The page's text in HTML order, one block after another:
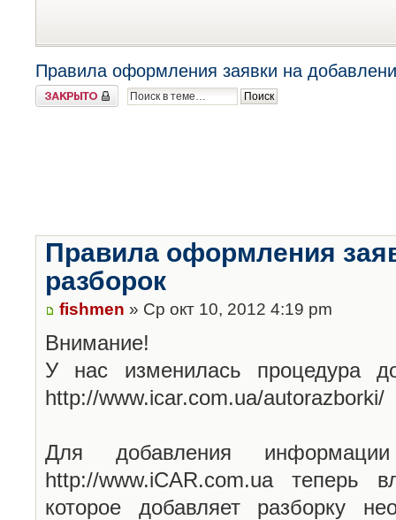
Правила оформления заявки на
Закрыто
Правила оформления
разборок
fishmen » Ср окт 10, 2012 4:19 pm
Внимание!
У нас изменилась процедура
http://www.icar.com.ua/autorazborki/
Для добавления
http://www.iCAR.com.ua теперь
которое добавляет разборку